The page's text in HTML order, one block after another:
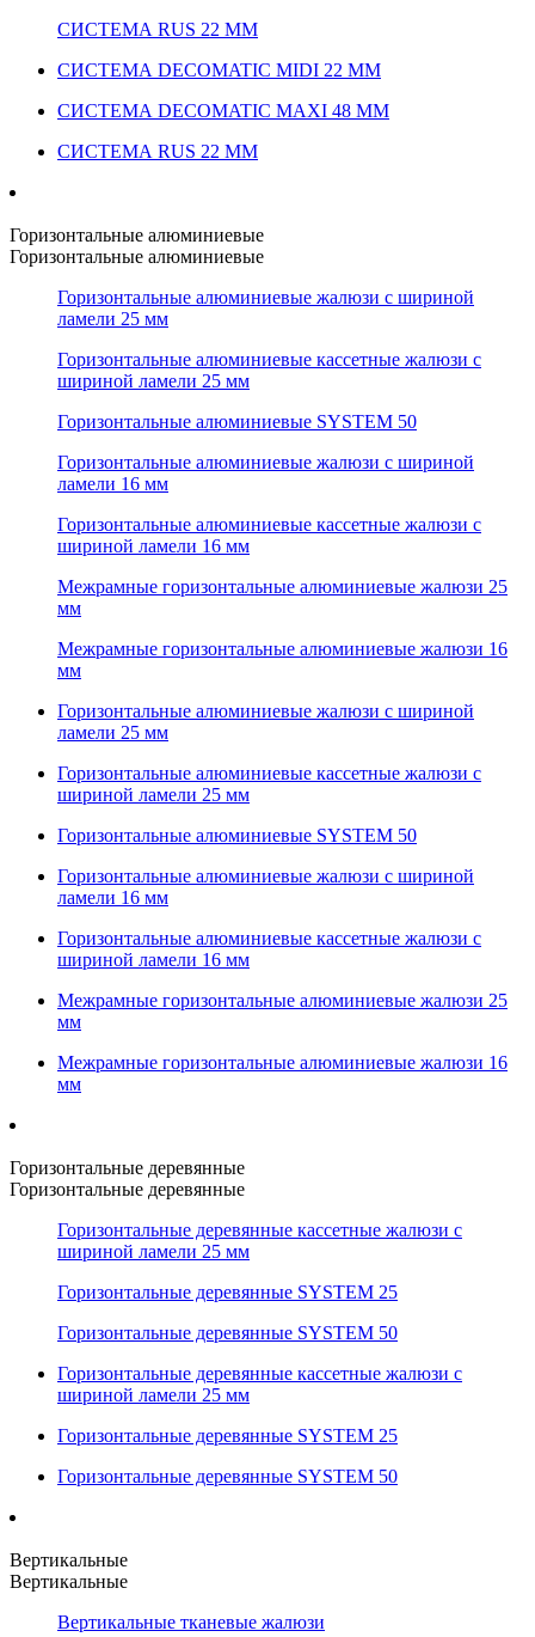
СИСТЕМА RUS 22 ММ
СИСТЕМА DECOMATIC MIDI 22 ММ
СИСТЕМА DECOMATIC MAXI 48 ММ
СИСТЕМА RUS 22 ММ
Горизонтальные алюминиевые
Горизонтальные алюминиевые
Горизонтальные алюминиевые жалюзи с шириной
ламели 25 мм
Горизонтальные алюминиевые кассетные жалюзи с
шириной ламели 25 мм
Горизонтальные алюминиевые SYSTEM 50
Горизонтальные алюминиевые жалюзи с шириной
ламели 16 мм
Горизонтальные алюминиевые кассетные жалюзи с
шириной ламели 16 мм
Межрамные горизонтальные алюминиевые жалюзи 25
мм
Межрамные горизонтальные алюминиевые жалюзи 16
мм
Горизонтальные алюминиевые жалюзи с шириной
ламели 25 мм
Горизонтальные алюминиевые кассетные жалюзи с
шириной ламели 25 мм
Горизонтальные алюминиевые SYSTEM 50
Горизонтальные алюминиевые жалюзи с шириной
ламели 16 мм
Горизонтальные алюминиевые кассетные жалюзи с
шириной ламели 16 мм
Межрамные горизонтальные алюминиевые жалюзи 25
мм
Межрамные горизонтальные алюминиевые жалюзи 16
мм
Горизонтальные деревянные
Горизонтальные деревянные
Горизонтальные деревянные кассетные жалюзи с
шириной ламели 25 мм
Горизонтальные деревянные SYSTEM 25
Горизонтальные деревянные SYSTEM 50
Горизонтальные деревянные кассетные жалюзи с
шириной ламели 25 мм
Горизонтальные деревянные SYSTEM 25
Горизонтальные деревянные SYSTEM 50
Вертикальные
Вертикальные
Вертикальные тканевые жалюзи